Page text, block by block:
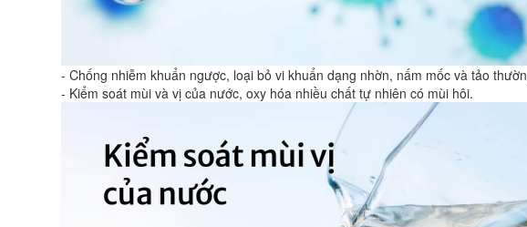
- Chống nhiễm khuẩn ngược, loại bỏ vi khuẩn dạng nhờn, nấm mốc và tảo
- Kiểm soát mùi và vị của nước, oxy hóa nhiều chất tự nhiên có mùi hôi.